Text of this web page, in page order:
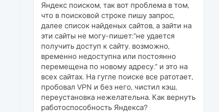
Яндекс поиском, так вот проблема в том,
что в поисковой строке пишу запрос,
далее список найденых сайтов, а зайти на
эти сайты не могу-пишет:"не удается
получить доступ к сайту. возможно,
временно недоступна или постоянно
перемещена по новому адресу." и это на
всех сайтах. На гугле поиске все ратотает,
пробовал VPN и без него, чистил кэш,
переустановка нежелательна. Как вернуть
работоспособность Яндекса?